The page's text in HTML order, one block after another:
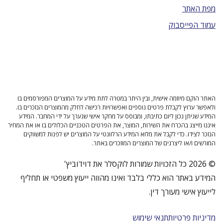
מפת האתר
עמוד הפייסבוק
האתר הוקם מיוזמה אישית, ובין היתר במטרה לתת מידע על המוצרים המפורסמים בו
ולאפשר ערוץ לקבלת פרטים נוספים ואפשרויות רכישה לחלק מהמוצרים הנזכרים בו.
המידע שניתן נכון ליום כתיבתו, ומבוסס על מחקר אישי שנערך על ידי המחבר. המידע
איננו מייצג בהכרח את השירות, המוצר, את הפרטים הטכניים הכלולים בו או את המחיר
הנזכר לצידו. כדי לקבל את מלוא המידע הרלוונטי על המוצרים יש לפנות למשווקים
המורשים ו/או ליצרנים של המוצרים המוזכרים באתר.
© 2026 כל הזכויות שמורות לוקסלר את דוידוביץ'
המידע באתר הוא כללי בלבד ואינו מהווה ייעוץ משפטי או תחליף
לייעוץ אישי מעורך דין.
מדיניות פרטיותתנאי שימוש